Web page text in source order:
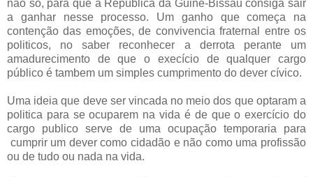
não só, para que a República da Guiné-Bissau consiga sair
a ganhar nesse processo. Um ganho que começa na
contenção das emoções, de convivencia fraternal entre os
politicos, no saber reconhecer a derrota perante um
amadurecimento de que o execício de qualquer cargo
público é tambem um simples cumprimento do dever cívico.
Uma ideia que deve ser vincada no meio dos que optaram a
politica para se ocuparem na vida é de que o exercício do
cargo publico serve de uma ocupação temporaria para
cumprir um dever como cidadão e não como uma profissão
ou de tudo ou nada na vida.